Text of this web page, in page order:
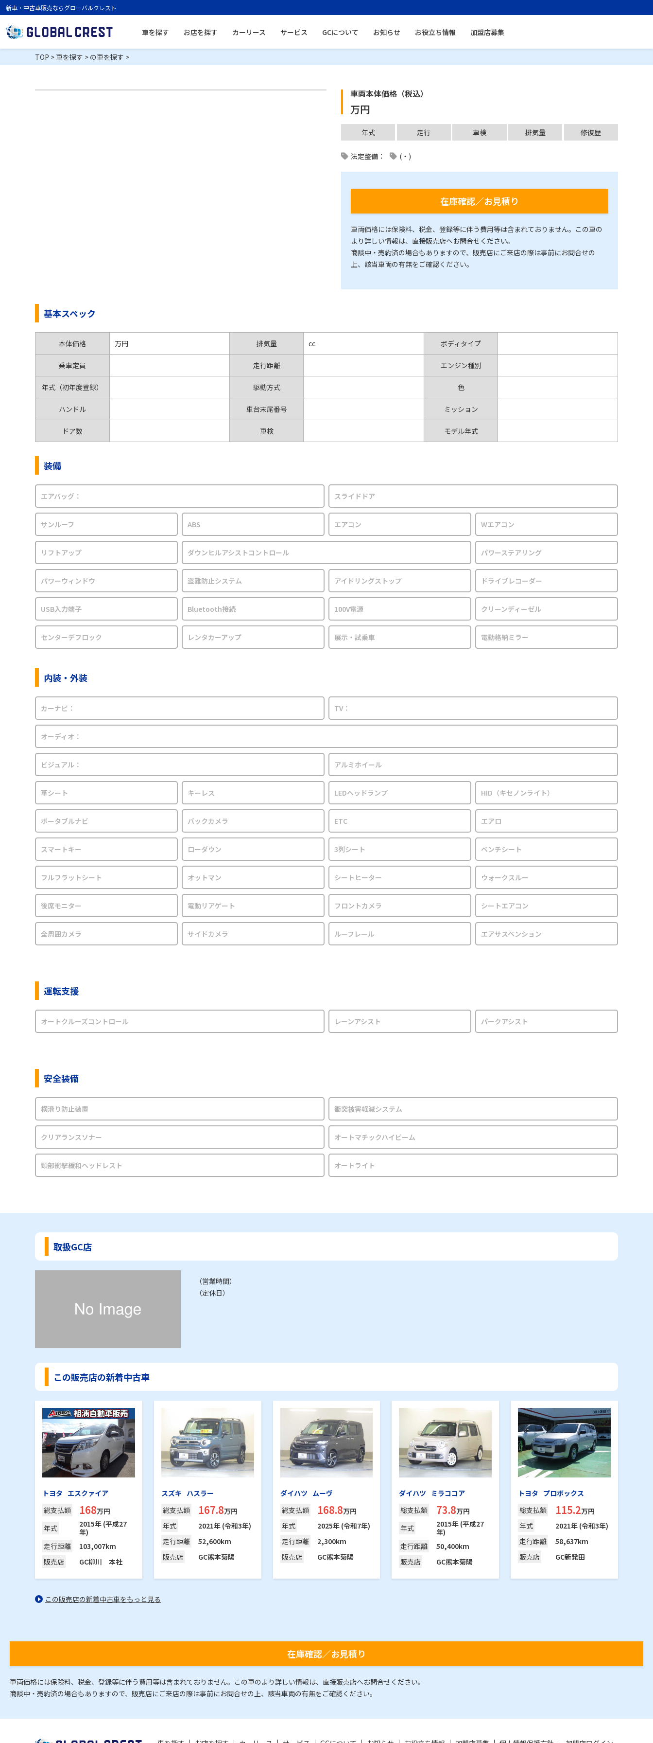
新車・中古車販売ならグローバルクレスト
車を探す お店を探す カーリース サービス GCについて お知らせ お役立ち情報 加盟店募集
TOP >車を探す > の車を探す >
車両本体価格（税込）
万円
年式 走行 車検 排気量 修復歴
法定整備： (・)
在庫確認／お見積り
車両価格には保険料、税金、登録等に伴う費用等は含まれておりません。この車の
より詳しい情報は、直接販売店へお問合せください。
商談中・売約済の場合もありますので、販売店にご来店の際は事前にお問合せの
上、該当車両の有無をご確認ください。
基本スペック
本体価格 万円 排気量 cc ボディタイプ
乗車定員 走行距離 エンジン種別
年式（初年度登録） 駆動方式 色
ハンドル 車台末尾番号 ミッション
ドア数 車検 モデル年式
装備
エアバッグ： スライドドア
サンルーフ ABS エアコン Wエアコン
リフトアップ ダウンヒルアシストコントロール パワーステアリング
パワーウィンドウ 盗難防止システム アイドリングストップ ドライブレコーダー
USB入力端子 Bluetooth接続 100V電源 クリーンディーゼル
センターデフロック レンタカーアップ 展示・試乗車 電動格納ミラー
内装・外装
カーナビ： TV：
オーディオ：
ビジュアル： アルミホイール
革シート キーレス LEDヘッドランプ HID（キセノンライト）
ポータブルナビ バックカメラ ETC エアロ
スマートキー ローダウン 3列シート ベンチシート
フルフラットシート オットマン シートヒーター ウォークスルー
後席モニター 電動リアゲート フロントカメラ シートエアコン
全周囲カメラ サイドカメラ ルーフレール エアサスペンション
運転支援
オートクルーズコントロール レーンアシスト パークアシスト
安全装備
横滑り防止装置 衝突被害軽減システム
クリアランスソナー オートマチックハイビーム
頸部衝撃緩和ヘッドレスト オートライト
取扱GC店
（営業時間）
（定休日）
この販売店の新着中古車
トヨタ エスクァイア
総支払額 168万円
年式
2015年 (平成27
年)
走行距離
103,007km
販売店 GC柳川 本社
スズキ ハスラー
総支払額 167.8万円
年式
2021年 (令和3年)
走行距離
52,600km
販売店 GC熊本菊陽
ダイハツ ムーヴ
総支払額 168.8万円
年式
2025年 (令和7年)
走行距離
2,300km
販売店 GC熊本菊陽
ダイハツ
ミラココア
総支払額 73.8万円
年式
2015年 (平成27
年)
走行距離
50,400km
販売店 GC熊本菊陽
トヨタ プロボックス
総支払額 115.2万円
年式
2021年 (令和3年)
走行距離
58,637km
販売店 GC新発田
この販売店の新着中古車をもっと見る
在庫確認／お見積り
車両価格には保険料、税金、登録等に伴う費用等は含まれておりません。この車のより詳しい情報は、直接販売店へお問合せください。
商談中・売約済の場合もありますので、販売店にご来店の際は事前にお問合せの上、該当車両の有無をご確認ください。